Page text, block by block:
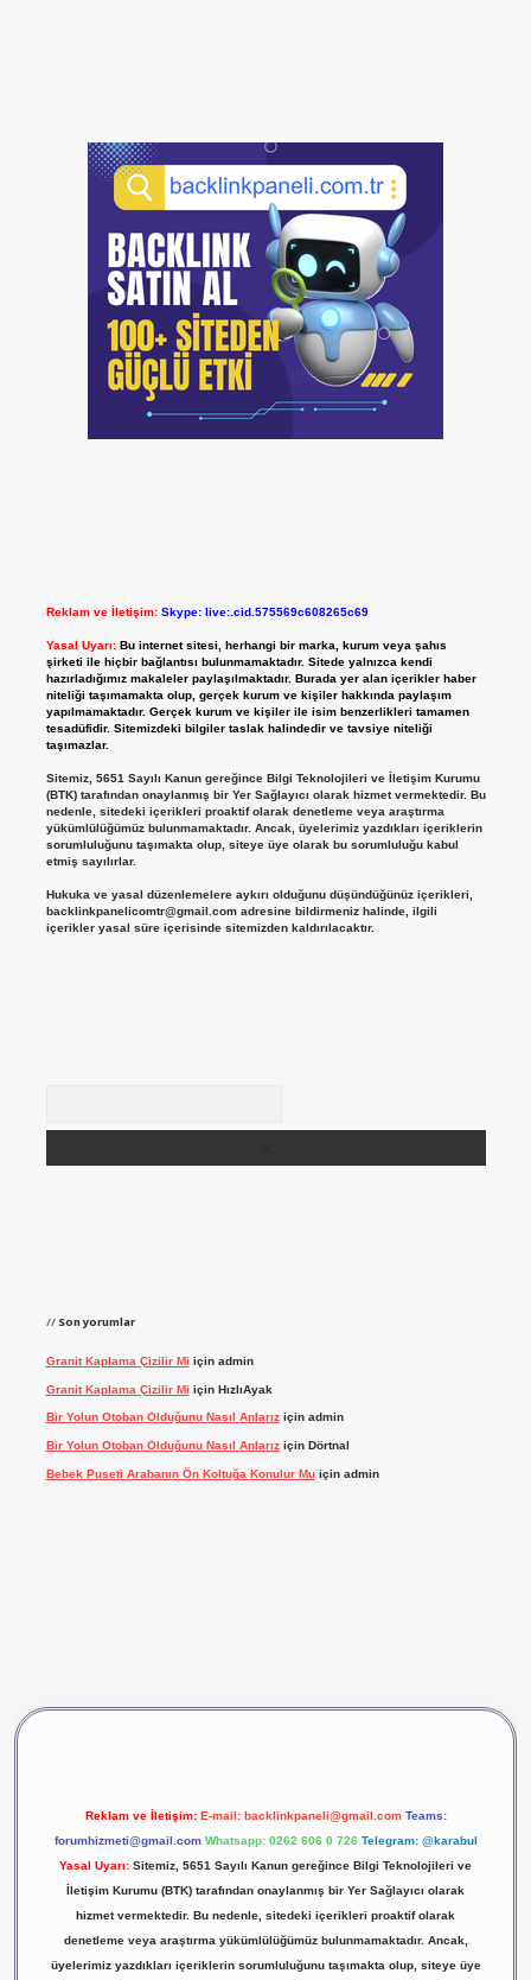
Reklam ve İletişim: Skype: live:.cid.575569c608265c69
Yasal Uyarı: Bu internet sitesi, herhangi bir marka, kurum veya şahıs
şirketi ile hiçbir bağlantısı bulunmamaktadır. Sitede yalnızca kendi
hazırladığımız makaleler paylaşılmaktadır. Burada yer alan içerikler haber
niteliği taşımamakta olup, gerçek kurum ve kişiler hakkında paylaşım
yapılmamaktadır. Gerçek kurum ve kişiler ile isim benzerlikleri tamamen
tesadüfidir. Sitemizdeki bilgiler taslak halindedir ve tavsiye niteliği
taşımazlar.
Sitemiz, 5651 Sayılı Kanun gereğince Bilgi Teknolojileri ve İletişim Kurumu
(BTK) tarafından onaylanmış bir Yer Sağlayıcı olarak hizmet vermektedir. Bu
nedenle, sitedeki içerikleri proaktif olarak denetleme veya araştırma
yükümlülüğümüz bulunmamaktadır. Ancak, üyelerimiz yazdıkları içeriklerin
sorumluluğunu taşımakta olup, siteye üye olarak bu sorumluluğu kabul
etmiş sayılırlar.
Hukuka ve yasal düzenlemelere aykırı olduğunu düşündüğünüz içerikleri,
backlinkpanelicomtr@gmail.comadresine bildirmeniz halinde, ilgili
içerikler yasal süre içerisinde sitemizden kaldırılacaktır.
Son yorumlar
Granit Kaplama Çizilir Mi için admin
Granit Kaplama Çizilir Mi için HızlıAyak
Bir Yolun Otoban Olduğunu Nasıl Anlarıziçin admin
Bir Yolun Otoban Olduğunu Nasıl Anlarıziçin Dörtnal
Bebek Puseti Arabanın Ön Koltuğa Konulur Muiçin admin
Reklam ve İletişim: E-mail: backlinkpaneli@gmail.com Teams:
forumhizmeti@gmail.com Whatsapp: 0262 606 0 726 Telegram: @karabul
Yasal Uyarı: Sitemiz, 5651 Sayılı Kanun gereğince Bilgi Teknolojileri ve
İletişim Kurumu (BTK) tarafından onaylanmış bir Yer Sağlayıcı olarak
hizmet vermektedir. Bu nedenle, sitedeki içerikleri proaktif olarak
denetleme veya araştırma yükümlülüğümüz bulunmamaktadır. Ancak,
üyelerimiz yazdıkları içeriklerin sorumluluğunu taşımakta olup, siteye üye